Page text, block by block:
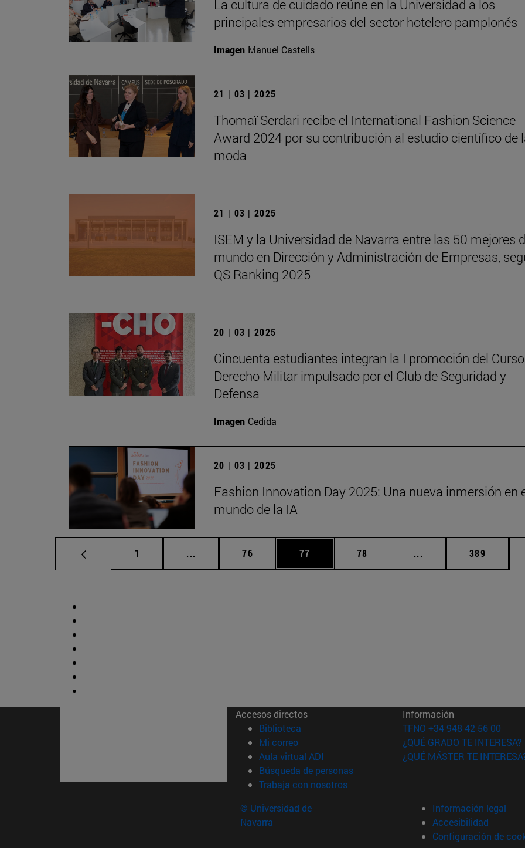
La cultura de cuidado reúne en la Universidad a los
principales empresarios del sector hotelero pamplonés
Imagen Manuel Castells
21 | 03 | 2025
Thomaï Serdari recibe el International Fashion Science
Award 2024 por su contribución al estudio científico de
moda
21 | 03 | 2025
ISEM y la Universidad de Navarra entre las 50 mejores
mundo en Dirección y Administración de Empresas,
QS Ranking 2025
20 | 03 | 2025
Cincuenta estudiantes integran la I promoción del
Derecho Militar impulsado por el Club de Seguridad y
Defensa
Imagen Cedida
20 | 03 | 2025
Fashion Innovation Day 2025: Una nueva inmersión en
mundo de la IA
Página
1 ... Páginas intermedias Use TAB para desplazarse.
Página
76 Página
77 Página
78 ... Páginas intermedias
Página
389
Accesos directos
Biblioteca (abre en nueva ventana)
Mi correo(abre en nueva ventana)
Aula virtual ADI (abre en nueva ventana)
Búsqueda de personas(abre en nueva ventana)
Trabaja con nosotros(abre en nueva ventana)
Información
TFNO +34 948 42 56 00
¿QUÉ GRADO TE INTERESA?
¿QUÉ MÁSTER TE
© Universidad de
Navarra
Información legal
Accesibilidad
Configuración de